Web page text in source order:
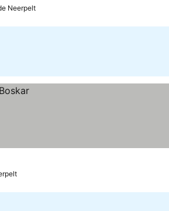
Neerpelt